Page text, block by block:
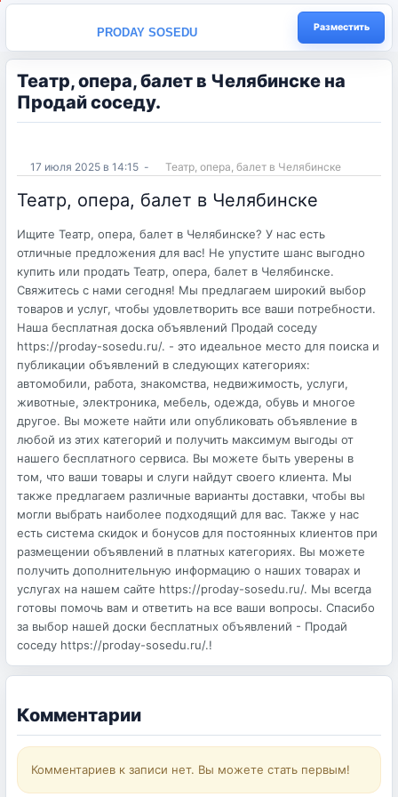
PRODAY SOSEDU Разместить
Театр, опера, балет в Челябинске на
Продай соседу.
17 июля 2025 в 14:15 - Театр, опера, балет в Челябинске
Театр, опера, балет в Челябинске
Ищите Театр, опера, балет в Челябинске? У нас есть
отличные предложения для вас! Не упустите шанс выгодно
купить или продать Театр, опера, балет в Челябинске.
Свяжитесь с нами сегодня! Мы предлагаем широкий выбор
товаров и услуг, чтобы удовлетворить все ваши потребности.
Наша бесплатная доска объявлений Продай соседу
https://proday-sosedu.ru/. - это идеальное место для поиска и
публикации объявлений в следующих категориях:
автомобили, работа, знакомства, недвижимость, услуги,
животные, электроника, мебель, одежда, обувь и многое
другое. Вы можете найти или опубликовать объявление в
любой из этих категорий и получить максимум выгоды от
нашего бесплатного сервиса. Вы можете быть уверены в
том, что ваши товары и слуги найдут своего клиента. Мы
также предлагаем различные варианты доставки, чтобы вы
могли выбрать наиболее подходящий для вас. Также у нас
есть система скидок и бонусов для постоянных клиентов при
размещении объявлений в платных категориях. Вы можете
получить дополнительную информацию о наших товарах и
услугах на нашем сайте https://proday-sosedu.ru/. Мы всегда
готовы помочь вам и ответить на все ваши вопросы. Спасибо
за выбор нашей доски бесплатных объявлений - Продай
соседу https://proday-sosedu.ru/.!
Комментарии
Комментариев к записи нет. Вы можете стать первым!